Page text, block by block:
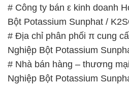
# Nhà bán hàng – thương
Nghiệp Bột Potassium
# Địa chỉ thương mại _ phân
Nghiệp Bột Potassium
# Nơi chuyên phân phối ÷
Nghiệp Bột Potassium